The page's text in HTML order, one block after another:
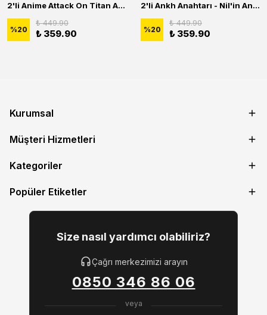
2'li Anime Attack On Titan Acrylic Maria Anime Naruto Erkek Kadın Kolye Seti
%20
₺ 449.90
₺ 359.90
2'li Ankh Anahtarı - Nil'in Anahtarı - Kuru Kafa Erkek Kadın Kolye Seti
%20
₺ 449.90
₺ 359.90
Kurumsal
Müşteri Hizmetleri
Kategoriler
Popüler Etiketler
Size nasıl yardımcı olabiliriz?
Çağrı merkezimizi arayın
0850 346 86 06